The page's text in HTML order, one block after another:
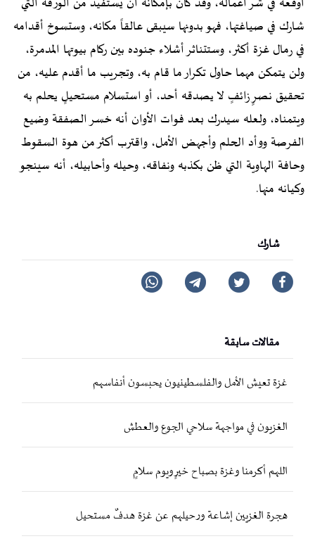
شارك في صياغتها، فهو بدونها سيبقى عالقاً مكانه، وستسوخ أقدامه
في رمال غزة أكثر، وستتناثر أشلاء جنوده بين ركام بيوتها المدمرة،
ولن يتمكن مهما حاول تكرار ما قام به، وتجريب ما أقدم عليه، من
تحقيق نصرٍ زائفٍ لا يصدقه أحد، أو استسلام مستحيلٍ يحلم به
ويتمناه، ولعله سيدرك بعد فوات الأوان أنه خسر الصفقة وضيع
الفرصة ووأد الحلم وأجهض الأمل، واقترب أكثر من هوة السقوط
وحافة الهاوية التي ظن بكذبه ونفاقه، وحيله وأحابيله، أنه سينجو
وكيانه منها.
شارك
مقالات سابقة
غزة تعيش الأمل والفلسطينيون يحبسون أنفاسهم
الغزيون في مواجهة سلاحي الجوع والعطش
اللهم أكرمنا وغزة بصباح خيرٍ ويوم سلامٍ
هجرة الغزيين إشاعة ورحيلهم عن غزة هدفٌ مستحيل